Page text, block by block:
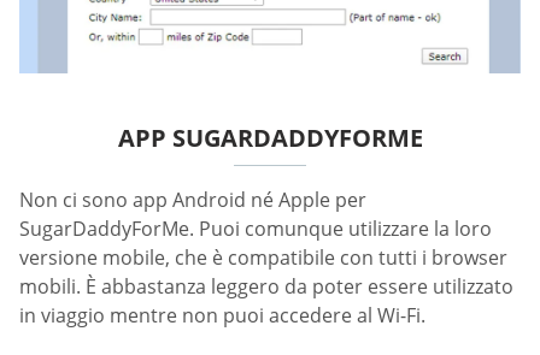
APP SUGARDADDYFORME
Non ci sono app Android né Apple per
SugarDaddyForMe. Puoi comunque utilizzare la loro
versione mobile, che è compatibile con tutti i browser
mobili. È abbastanza leggero da poter essere utilizzato
in viaggio mentre non puoi accedere al Wi-Fi.